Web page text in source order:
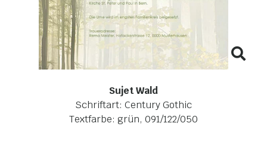
Sujet Wald
Schriftart: Century Gothic
Textfarbe: grün, 091/122/050